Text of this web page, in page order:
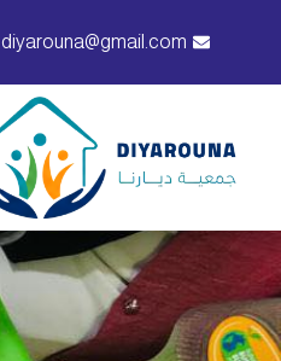
diyarouna@gmail.com